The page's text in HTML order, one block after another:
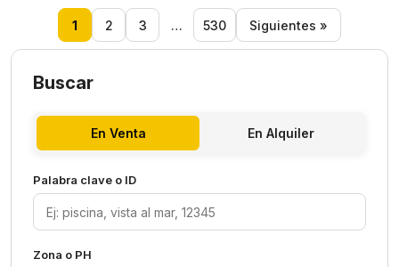
1 2 3 … 530 Siguientes »
Buscar
En Venta En Alquiler
Palabra clave o ID
Zona o PH